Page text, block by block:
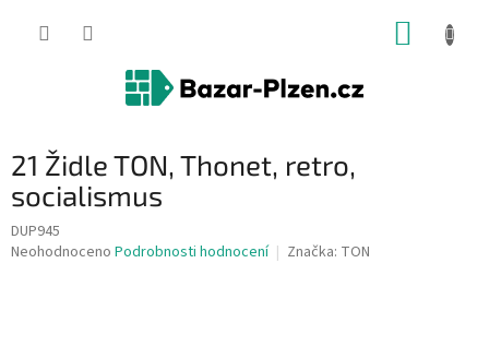
21 Židle TON, Thonet, retro,
socialismus
DUP945
Průměrné
Neohodnoceno Podrobnosti hodnocení Značka: TON